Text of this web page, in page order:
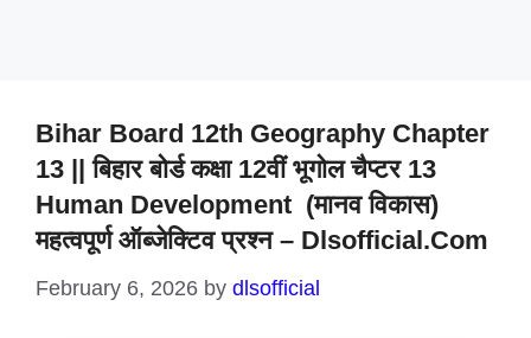
Bihar Board 12th Geography Chapter
13 || बिहार बोर्ड कक्षा 12वीं भूगोल चैप्टर 13
Human Development (मानव विकास)
महत्वपूर्ण ऑब्जेक्टिव प्रश्न – Dlsofficial.com
February 6, 2026 by dlsofficial